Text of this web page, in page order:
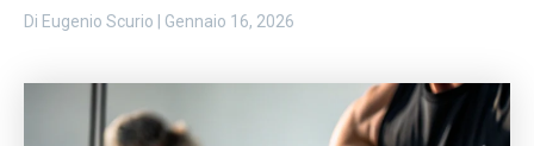
Di Eugenio Scurio Gennaio 16, 2026